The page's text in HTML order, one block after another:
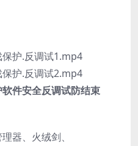
保护.反调试1.mp4
保护.反调试2.mp4
件安全反调试防结束
器、火绒剑、